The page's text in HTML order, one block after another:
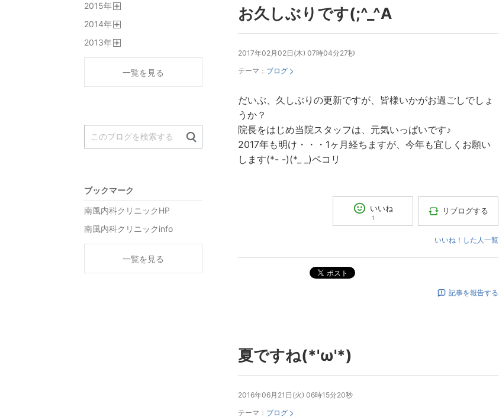
お久しぶりです(;^_^A
2017年02月02日(木) 07時04分27秒
テーマ： ブログ
だいぶ、久しぶりの更新ですが、皆様いかがお過ごしでしょ
うか？
院長をはじめ当院スタッフは、元気いっぱいです♪
2017年も明け・・・1ヶ月経ちますが、今年も宜しくお願い
します(*- -)(*_ _)ペコリ
いいね
1
リブログする
いいね！した人一覧
ポスト
記事を報告する
夏ですね(*'ω'*)
2016年06月21日(火) 06時15分20秒
テーマ： ブログ
2015年
2014年
2013年
一覧を見る
ブックマーク
南風内科クリニックHP
南風内科クリニックinfo
一覧を見る